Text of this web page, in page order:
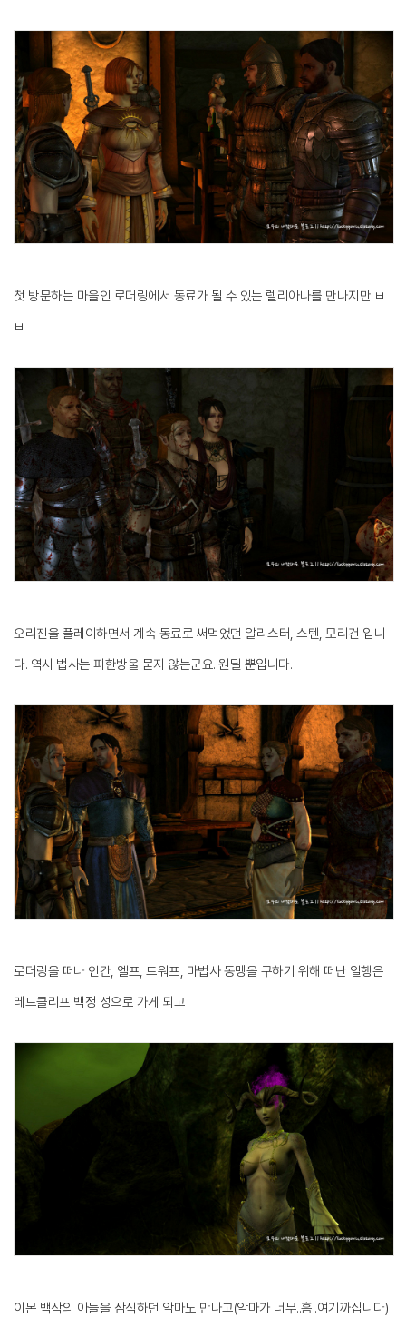
첫 방문하는 마을인 로더링에서 동료가 될 수 있는 렐리아나를 만나지만 ㅂ
ㅂ
오리진을 플레이하면서 계속 동료로 써먹었던 알리스터, 스텐, 모리건 입니
다. 역시 법사는 피한방울 묻지 않는군요. 원딜 뿐입니다.
로더링을 떠나 인간, 엘프, 드워프, 마법사 동맹을 구하기 위해 떠난 일행은
레드클리프 백정 성으로 가게 되고
이몬 백작의 아들을 잠식하던 악마도 만나고(악마가 너무..흠..여기까집니다)